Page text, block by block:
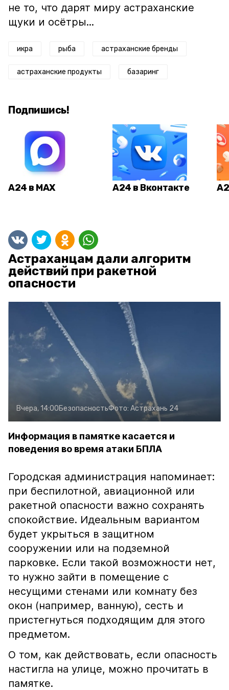
не то, что дарят миру астраханские
щуки и осётры...
икра рыба астраханские бренды
астраханские продукты базаринг
Подпишись!
А24 в MAX А24 в Вконтакте
Астраханцам дали алгоритм
действий при ракетной
опасности
Вчера, 14:00БезопасностьФото: Астрахань 24
Информация в памятке касается и
поведения во время атаки БПЛА
Городская администрация напоминает:
при беспилотной, авиационной или
ракетной опасности важно сохранять
спокойствие. Идеальным вариантом
будет укрыться в защитном
сооружении или на подземной
парковке. Если такой возможности нет,
то нужно зайти в помещение с
несущими стенами или комнату без
окон (например, ванную), сесть и
пристегнуться подходящим для этого
предметом.
О том, как действовать, если опасность
настигла на улице, можно прочитать в
памятке.